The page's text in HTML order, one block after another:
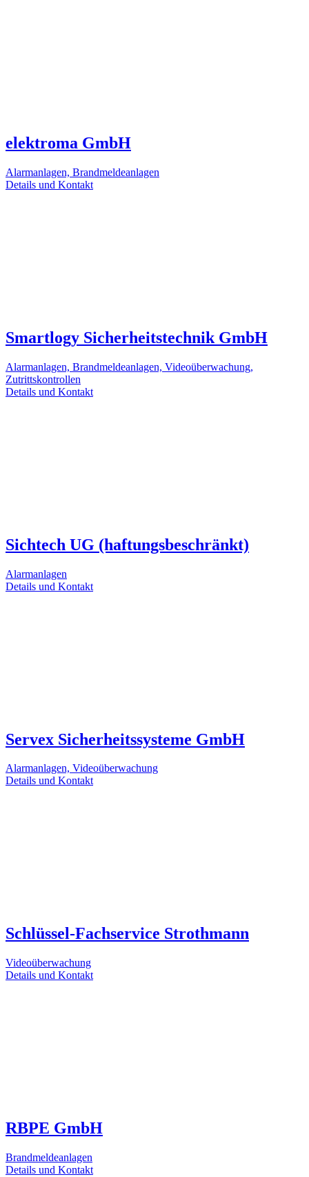
elektroma GmbH
Alarmanlagen, Brandmeldeanlagen
Details und Kontakt
Smartlogy Sicherheitstechnik GmbH
Alarmanlagen, Brandmeldeanlagen, Videoüberwachung,
Zutrittskontrollen
Details und Kontakt
Sichtech UG (haftungsbeschränkt)
Alarmanlagen
Details und Kontakt
Servex Sicherheitssysteme GmbH
Alarmanlagen, Videoüberwachung
Details und Kontakt
Schlüssel-Fachservice Strothmann
Videoüberwachung
Details und Kontakt
RBPE GmbH
Brandmeldeanlagen
Details und Kontakt